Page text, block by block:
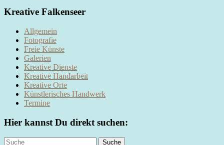
Kreative Falkenseer
Allgemein
Fotografie
Freie Künste
Galerien
Kreative Dienste
Kreative Handarbeit
Kreative Orte
Künstlerisches Handwerk
Termine
Hier kannst Du direkt suchen: